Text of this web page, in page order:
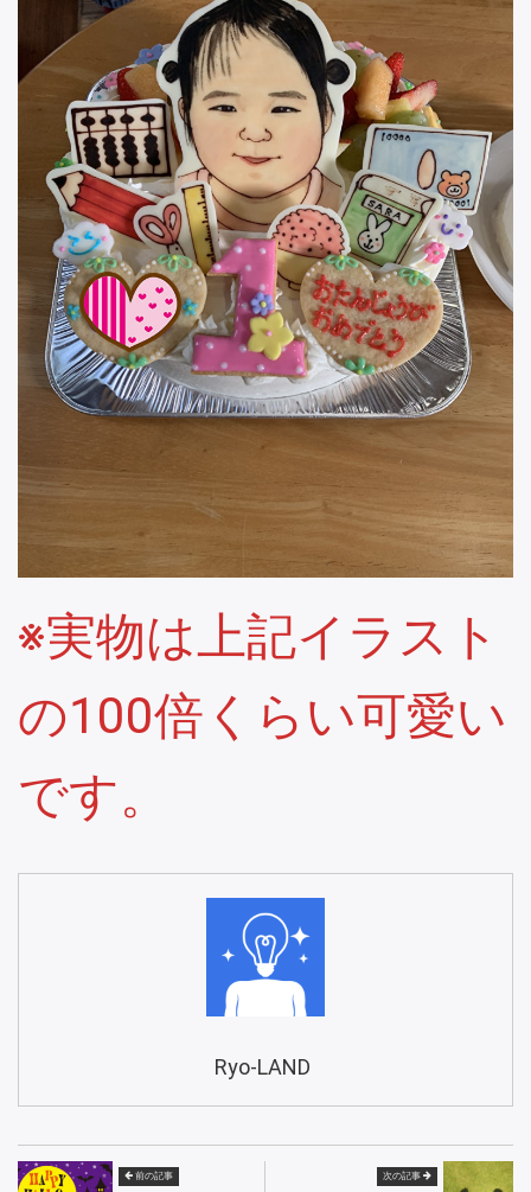
※実物は上記イラスト
の100倍くらい可愛い
です。
Ryo-LAND
前の記事 次の記事